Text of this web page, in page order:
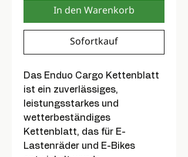
In den Warenkorb
Sofortkauf
Das Enduo Cargo Kettenblatt
ist ein zuverlässiges,
leistungsstarkes und
wetterbeständiges
Kettenblatt, das für E-
Lastenräder und E-Bikes